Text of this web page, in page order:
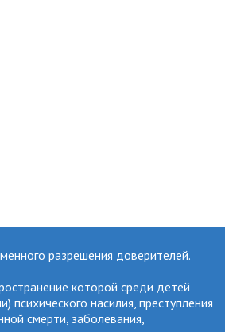
разрешения доверителей.
которой среди детей
насилия, преступления
смерти, заболевания,